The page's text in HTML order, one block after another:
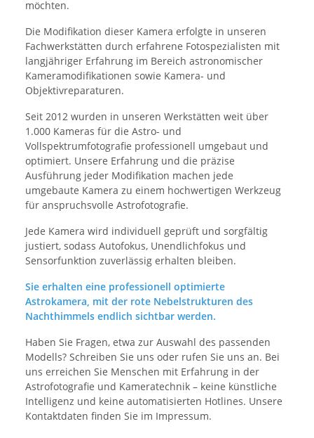
möchten.
Die Modifikation dieser Kamera erfolgte in unseren
Fachwerkstätten durch erfahrene Fotospezialisten mit
langjähriger Erfahrung im Bereich astronomischer
Kameramodifikationen sowie Kamera- und
Objektivreparaturen.
Seit 2012 wurden in unseren Werkstätten weit über
1.000 Kameras für die Astro- und
Vollspektrumfotografie professionell umgebaut und
optimiert. Unsere Erfahrung und die präzise
Ausführung jeder Modifikation machen jede
umgebaute Kamera zu einem hochwertigen Werkzeug
für anspruchsvolle Astrofotografie.
Jede Kamera wird individuell geprüft und sorgfältig
justiert, sodass Autofokus, Unendlichfokus und
Sensorfunktion zuverlässig erhalten bleiben.
Sie erhalten eine professionell optimierte
Astrokamera, mit der rote Nebelstrukturen des
Nachthimmels endlich sichtbar werden.
Haben Sie Fragen, etwa zur Auswahl des passenden
Modells? Schreiben Sie uns oder rufen Sie uns an. Bei
uns erreichen Sie Menschen mit Erfahrung in der
Astrofotografie und Kameratechnik – keine künstliche
Intelligenz und keine automatisierten Hotlines. Unsere
Kontaktdaten finden Sie im Impressum.